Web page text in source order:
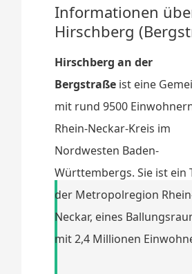
Informationen
Hirschberg
Hirschberg an der
Bergstraße ist eine
mit rund 9500
Rhein-Neckar-Kreis im
Nordwesten Baden-
Württembergs. Sie ist ein
der Metropolregion
Neckar, eines
mit 2,4 Millionen